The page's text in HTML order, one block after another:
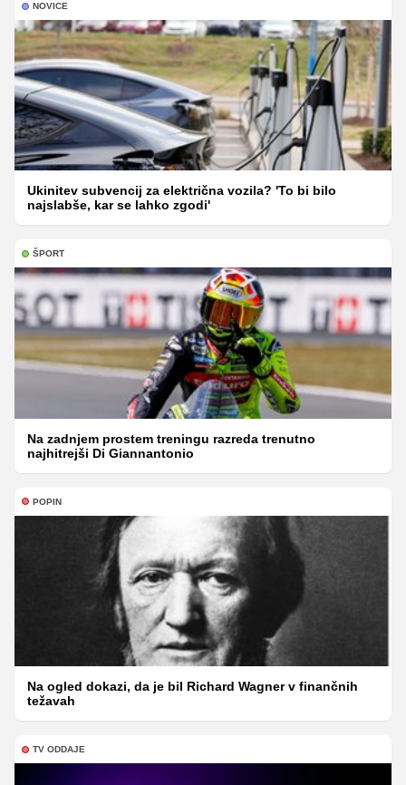
NOVICE
Ukinitev subvencij za električna vozila? 'To bi bilo
najslabše, kar se lahko zgodi'
ŠPORT
Na zadnjem prostem treningu razreda trenutno
najhitrejši Di Giannantonio
POPIN
Na ogled dokazi, da je bil Richard Wagner v finančnih
težavah
TV ODDAJE